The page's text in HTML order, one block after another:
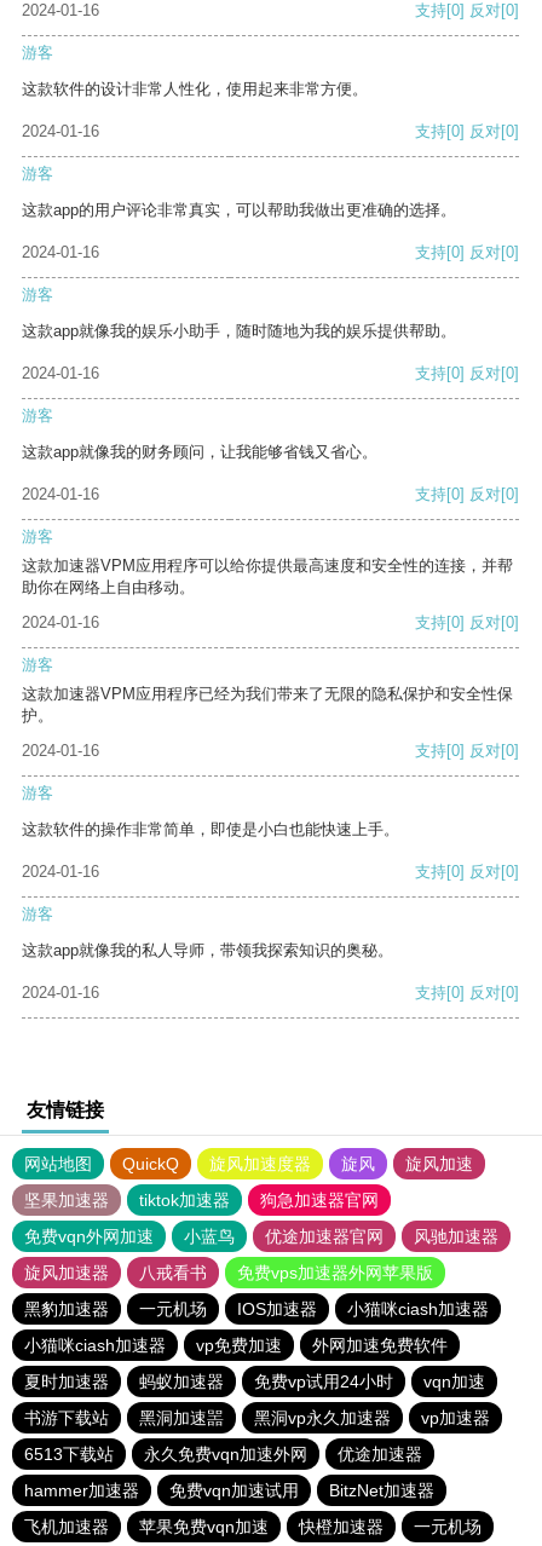
2024-01-16
支持[0] 反对[0]
游客
这款软件的设计非常人性化，使用起来非常方便。
2024-01-16 支持[0] 反对[0]
游客
这款app的用户评论非常真实，可以帮助我做出更准确的选择。
2024-01-16 支持[0] 反对[0]
游客
这款app就像我的娱乐小助手，随时随地为我的娱乐提供帮助。
2024-01-16 支持[0] 反对[0]
游客
这款app就像我的财务顾问，让我能够省钱又省心。
2024-01-16 支持[0] 反对[0]
游客
这款加速器VPM应用程序可以给你提供最高速度和安全性的连接，并帮
助你在网络上自由移动。
2024-01-16
支持[0] 反对[0]
游客
这款加速器VPM应用程序已经为我们带来了无限的隐私保护和安全性保
护。
2024-01-16
支持[0] 反对[0]
游客
这款软件的操作非常简单，即使是小白也能快速上手。
2024-01-16 支持[0] 反对[0]
游客
这款app就像我的私人导师，带领我探索知识的奥秘。
2024-01-16 支持[0] 反对[0]
友情链接
网站地图 QuickQ 旋风加速度器 旋风
旋风加速
坚果加速器
tiktok加速器
狗急加速器官网
免费vqn外网加速
小蓝鸟 优途加速器官网
风驰加速器
旋风加速器
八戒看书
免费vps加速器外网苹果版
黑豹加速器
一元机场 IOS加速器
小猫咪ciash加速器
小猫咪ciash加速器
vp免费加速
外网加速免费软件
夏时加速器
蚂蚁加速器 免费vp试用24小时
vqn加速
书游下载站
黑洞加速噐 黑洞vp永久加速器
vp加速器
6513下载站
永久免费vqn加速外网
优途加速器
hammer加速器
免费vqn加速试用
BitzNet加速器
飞机加速器
苹果免费vqn加速 快橙加速器 一元机场